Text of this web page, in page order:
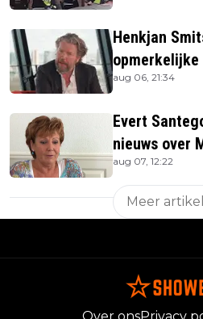
Henkjan
Jerney
aug 06, 21:34
Evert
nieuws over
aug 07, 12:22
Meer